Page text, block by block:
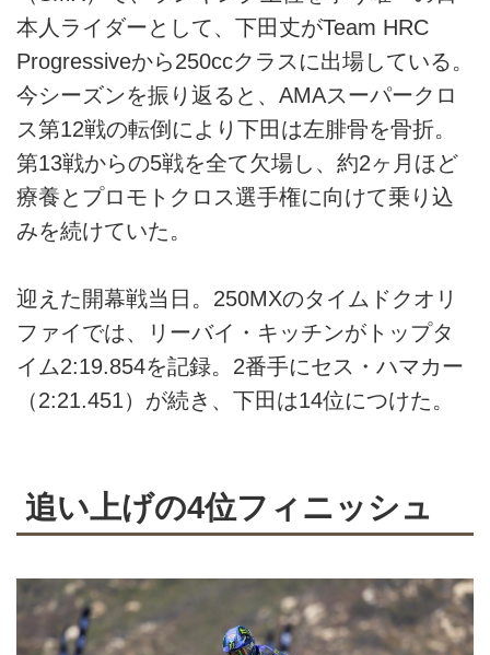
本人ライダーとして、下田丈がTeam HRC
Progressiveから250ccクラスに出場している。
今シーズンを振り返ると、AMAスーパークロ
ス第12戦の転倒により下田は左腓骨を骨折。
第13戦からの5戦を全て欠場し、約2ヶ月ほど
療養とプロモトクロス選手権に向けて乗り込
みを続けていた。
迎えた開幕戦当日。250MXのタイムドクオリ
ファイでは、リーバイ・キッチンがトップタ
イム2:19.854を記録。2番手にセス・ハマカー
（2:21.451）が続き、下田は14位につけた。
追い上げの4位フィニッシュ